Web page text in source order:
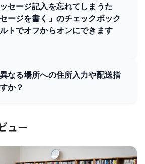
セージ記入を忘れてしまうた
ージを書く」のチェックボック
トでオフからオンにできます
なる場所への住所入力や配送指
か？
ュー